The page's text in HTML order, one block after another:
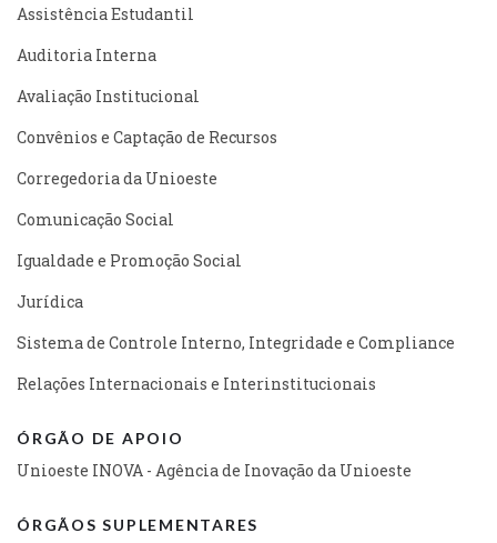
Assistência Estudantil
Auditoria Interna
Avaliação Institucional
Convênios e Captação de Recursos
Corregedoria da Unioeste
Comunicação Social
Igualdade e Promoção Social
Jurídica
Sistema de Controle Interno, Integridade e Compliance
Relações Internacionais e Interinstitucionais
ÓRGÃO DE APOIO
Unioeste INOVA - Agência de Inovação da Unioeste
ÓRGÃOS SUPLEMENTARES